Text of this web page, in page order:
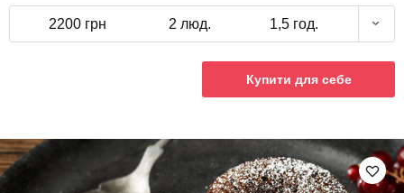
2200 грн 2 люд. 1,5 год.
Купити для себе